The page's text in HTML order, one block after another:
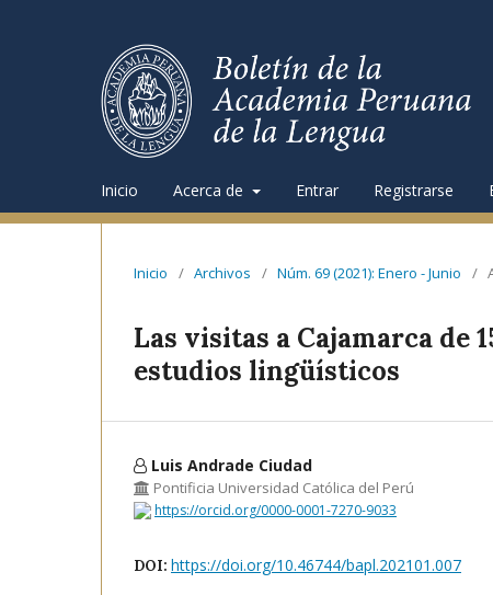
Inicio Acerca de Entrar Registrarse
Inicio / Archivos / Núm. 69 (2021): Enero - Junio /
Las visitas a Cajamarca de
estudios lingüísticos
Luis Andrade Ciudad
Pontificia Universidad Católica del Perú
https://orcid.org/0000-0001-7270-9033
DOI: https://doi.org/10.46744/bapl.202101.007